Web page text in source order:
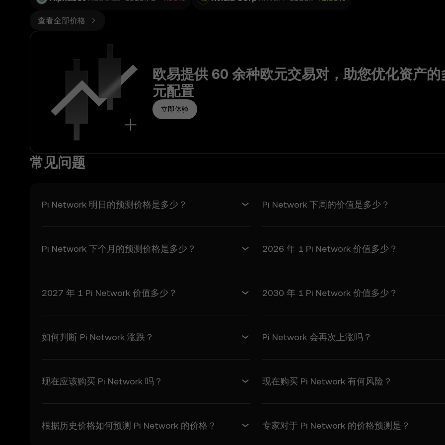
查看全部价格
欧易提供 60 余种欧元交易对，助您优化资产的
元配置
立即体验
常见问题
Pi Network 明日的预测价格是多少？ Pi Network 下周的价值是多少？
Pi Network 下个月的预测价格是多少？ 2026 年 1 Pi Network 价值多少？
2027 年 1 Pi Network 价值多少？ 2030 年 1 Pi Network 价值多少？
如何判断 Pi Network 涨跌？ Pi Network 会再次上涨吗？
现在应该购买 Pi Network 吗？ 现在购买 Pi Network 有何风险？
根据历史价格如何预测 Pi Network 的价格？ 专家对于 Pi Network 的价格预测是？
- 自行进行尽职调查，并随时了解欧易的任何公告或市场活动。
- 不是背书或推荐。
5.2 您不应依赖价格预测功能进行投资或产品决策。欧易对任何依赖价格预测功能的行为不承担任
5.3 在法律允许的范围内，欧易不承担所有默示保证，包括适销性和适用于特定用途的保证。欧易
错误、中断或其他问题不承担任何责任。
- 您违反本条款。
9.1 根据本条款产生的任何争议将受欧易一般服务条款中的争议解决规定管辖，包括任何适用的仲
担任何责任，用户应自行研究并咨询独立的财务顾问。
失的情况下，才可以交易或持有数字资产。有关更多信息，请参阅欧易的服务条款